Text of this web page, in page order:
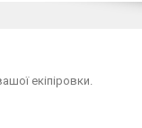
екіпіровки.